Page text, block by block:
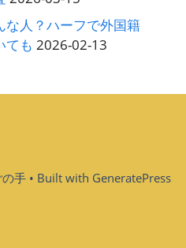
な人？ハーフで外国籍
ても 2026-02-13
手 • Built with GeneratePress